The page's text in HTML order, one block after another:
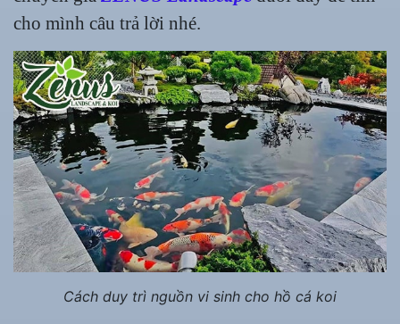
cho mình câu trả lời nhé.
Cách duy trì nguồn vi sinh cho hồ cá koi